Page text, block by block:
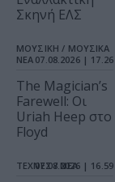
Σκηνή ΕΛΣ
ΜΟΥΣΙΚΗ / ΜΟΥΣΙΚΑ
ΝΕΑ 07.08.2026 | 17.26
The Magician’s
Farewell: Οι
Uriah Heep στο
Floyd
ΤΕΧΝΕΣ / ΝΕΑ
07.08.2026 | 16.59